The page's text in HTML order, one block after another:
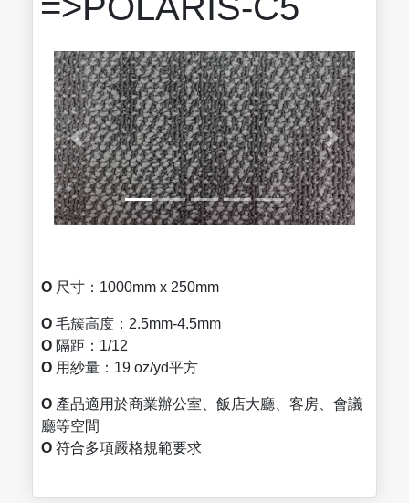
O 尺寸：1000mm x 250mm
O 毛簇高度：2.5mm-4.5mm
O 隔距：1/12
O 用紗量：19 oz/yd平方
O 產品適用於商業辦公室、飯店大廳、客房、會議
廳等空間
O 符合多項嚴格規範要求